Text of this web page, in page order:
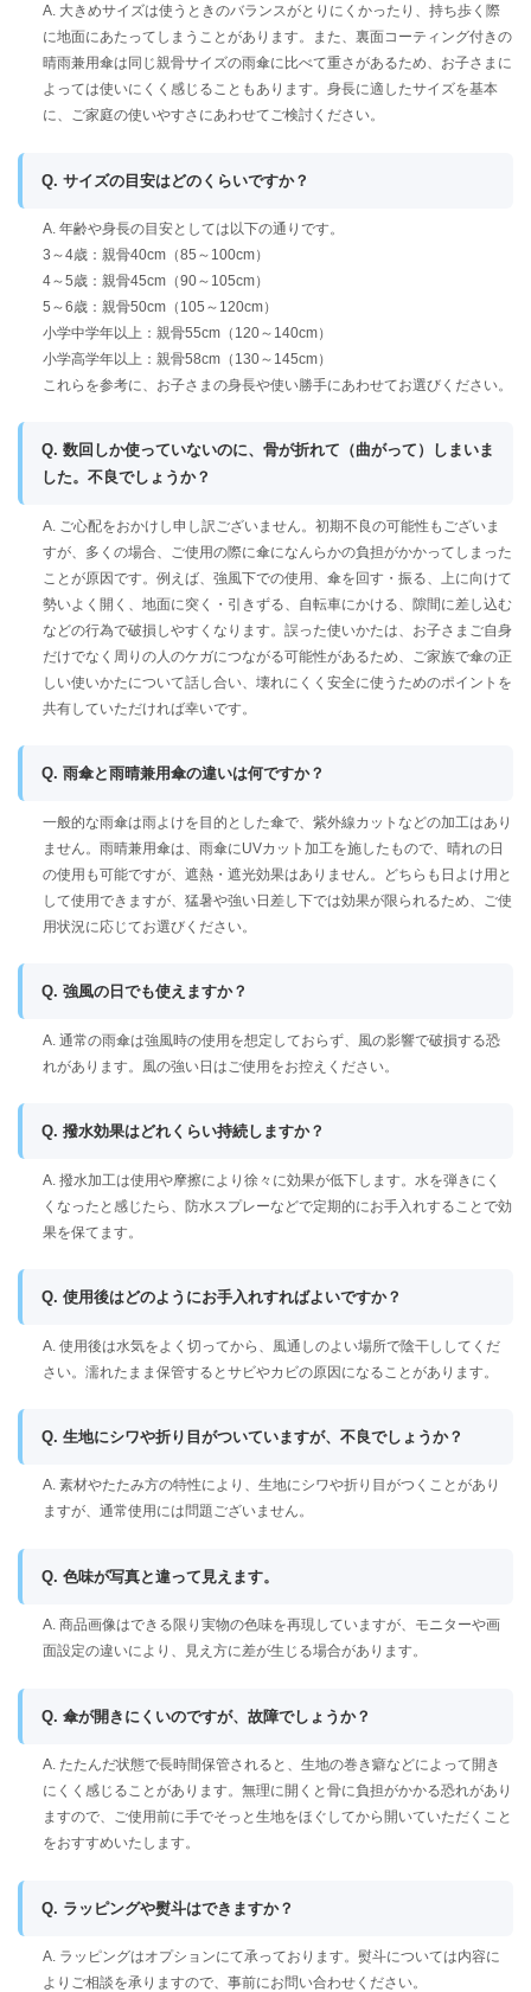
A. 大きめサイズは使うときのバランスがとりにくかったり、持ち歩く際
に地面にあたってしまうことがあります。また、裏面コーティング付きの
晴雨兼用傘は同じ親骨サイズの雨傘に比べて重さがあるため、お子さまに
よっては使いにくく感じることもあります。身長に適したサイズを基本
に、ご家庭の使いやすさにあわせてご検討ください。
Q. サイズの目安はどのくらいですか？
A. 年齢や身長の目安としては以下の通りです。
3～4歳：親骨40cm（85～100cm）
4～5歳：親骨45cm（90～105cm）
5～6歳：親骨50cm（105～120cm）
小学中学年以上：親骨55cm（120～140cm）
小学高学年以上：親骨58cm（130～145cm）
これらを参考に、お子さまの身長や使い勝手にあわせてお選びください。
Q. 数回しか使っていないのに、骨が折れて（曲がって）しまいま
した。不良でしょうか？
A. ご心配をおかけし申し訳ございません。初期不良の可能性もございま
すが、多くの場合、ご使用の際に傘になんらかの負担がかかってしまった
ことが原因です。例えば、強風下での使用、傘を回す・振る、上に向けて
勢いよく開く、地面に突く・引きずる、自転車にかける、隙間に差し込む
などの行為で破損しやすくなります。誤った使いかたは、お子さまご自身
だけでなく周りの人のケガにつながる可能性があるため、ご家族で傘の正
しい使いかたについて話し合い、壊れにくく安全に使うためのポイントを
共有していただければ幸いです。
Q. 雨傘と雨晴兼用傘の違いは何ですか？
一般的な雨傘は雨よけを目的とした傘で、紫外線カットなどの加工はあり
ません。雨晴兼用傘は、雨傘にUVカット加工を施したもので、晴れの日
の使用も可能ですが、遮熱・遮光効果はありません。どちらも日よけ用と
して使用できますが、猛暑や強い日差し下では効果が限られるため、ご使
用状況に応じてお選びください。
Q. 強風の日でも使えますか？
A. 通常の雨傘は強風時の使用を想定しておらず、風の影響で破損する恐
れがあります。風の強い日はご使用をお控えください。
Q. 撥水効果はどれくらい持続しますか？
A. 撥水加工は使用や摩擦により徐々に効果が低下します。水を弾きにく
くなったと感じたら、防水スプレーなどで定期的にお手入れすることで効
果を保てます。
Q. 使用後はどのようにお手入れすればよいですか？
A. 使用後は水気をよく切ってから、風通しのよい場所で陰干ししてくだ
さい。濡れたまま保管するとサビやカビの原因になることがあります。
Q. 生地にシワや折り目がついていますが、不良でしょうか？
A. 素材やたたみ方の特性により、生地にシワや折り目がつくことがあり
ますが、通常使用には問題ございません。
Q. 色味が写真と違って見えます。
A. 商品画像はできる限り実物の色味を再現していますが、モニターや画
面設定の違いにより、見え方に差が生じる場合があります。
Q. 傘が開きにくいのですが、故障でしょうか？
A. たたんだ状態で長時間保管されると、生地の巻き癖などによって開き
にくく感じることがあります。無理に開くと骨に負担がかかる恐れがあり
ますので、ご使用前に手でそっと生地をほぐしてから開いていただくこと
をおすすめいたします。
Q. ラッピングや熨斗はできますか？
A. ラッピングはオプションにて承っております。熨斗については内容に
よりご相談を承りますので、事前にお問い合わせください。